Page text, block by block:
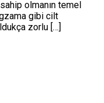
olmanın temel
gibi cilt
zorlu […]